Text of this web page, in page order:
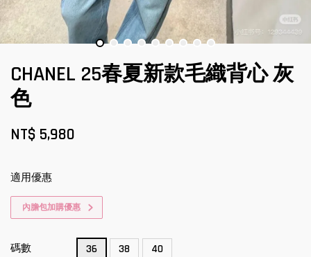
CHANEL 25春夏新款毛織背心 灰
色
NT$ 5,980
適用優惠
內膽包加購優惠
碼數 36 38 40